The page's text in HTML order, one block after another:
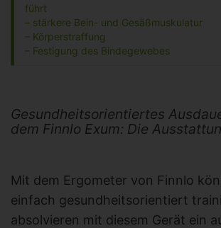
führt
– stärkere Bein- und Gesäßmuskulatur
– Körperstraffung
– Festigung des Bindegewebes
Gesundheitsorientiertes
dem Finnlo Exum: Die
Mit dem Ergometer von Finnlo
einfach gesundheitsorientiert
absolvieren mit diesem Gerät ein